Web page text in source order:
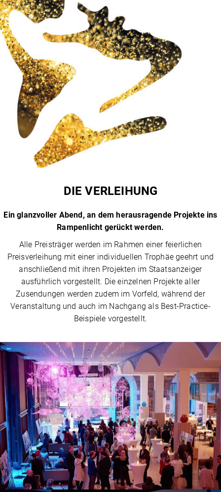
DIE VERLEIHUNG
Ein glanzvoller Abend, an dem herausragende Projekte ins
Rampenlicht gerückt werden.
Alle Preisträger werden im Rahmen einer feierlichen
Preisverleihung mit einer individuellen Trophäe geehrt und
anschließend mit ihren Projekten im Staatsanzeiger
ausführlich vorgestellt. Die einzelnen Projekte aller
Zusendungen werden zudem im Vorfeld, während der
Veranstaltung und auch im Nachgang als Best-Practice-
Beispiele vorgestellt.